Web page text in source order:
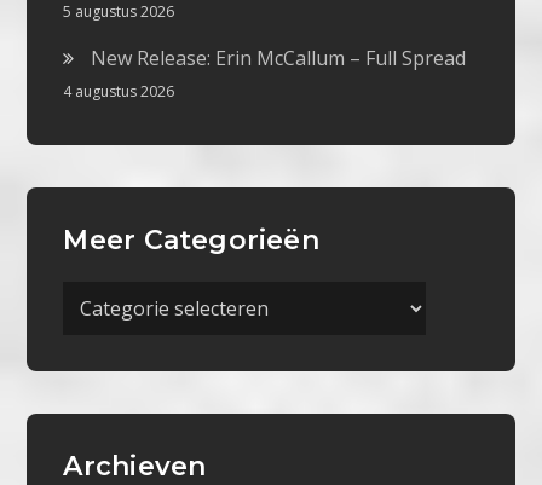
5 augustus 2026
New Release: Erin McCallum – Full Spread
4 augustus 2026
Meer Categorieën
Meer
Archieven